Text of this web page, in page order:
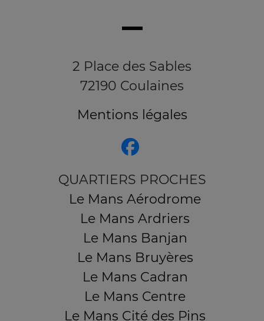
2 Place des Sables
72190 Coulaines
Mentions légales
QUARTIERS PROCHES
Le Mans Aérodrome
Le Mans Ardriers
Le Mans Banjan
Le Mans Bruyères
Le Mans Cadran
Le Mans Centre
Le Mans Cité des Pins